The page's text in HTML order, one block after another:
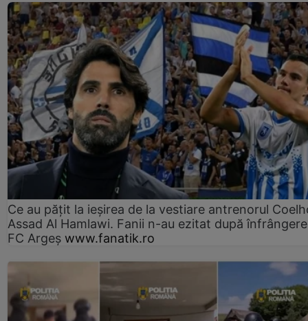
Ce au pățit la ieșirea de la vestiare antrenorul
Assad Al Hamlawi. Fanii n-au ezitat după
FC Argeș www.fanatik.ro